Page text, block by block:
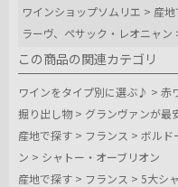
ワインショップソムリエ > 産
ラーヴ、ペサック・レオニャン
この商品の関連カテゴリ
ワインをタイプ別に選ぶ♪ > 赤
掘り出し物 > グランヴァンが最
産地で探す > フランス > ボルド
ン > シャトー・オーブリオン
産地で探す > フランス > 5大シ